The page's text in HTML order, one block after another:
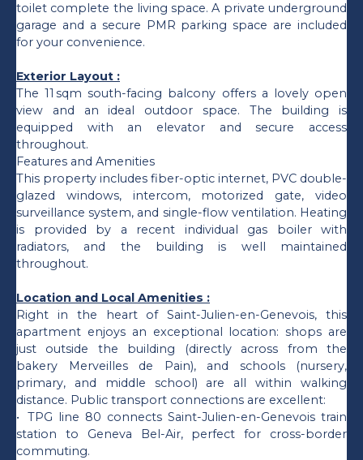
toilet complete the living space. A private underground
garage and a secure PMR parking space are included
for your convenience.
Exterior Layout :
The 11 sqm south-facing balcony offers a lovely open
view and an ideal outdoor space. The building is
equipped with an elevator and secure access
throughout.
Features and Amenities
This property includes fiber-optic internet, PVC double-
glazed windows, intercom, motorized gate, video
surveillance system, and single-flow ventilation. Heating
is provided by a recent individual gas boiler with
radiators, and the building is well maintained
throughout.
Location and Local Amenities :
Right in the heart of Saint-Julien-en-Genevois, this
apartment enjoys an exceptional location: shops are
just outside the building (directly across from the
bakery Merveilles de Pain), and schools (nursery,
primary, and middle school) are all within walking
distance. Public transport connections are excellent:
TPG line 80 connects Saint-Julien-en-Genevois train
station to Geneva Bel-Air, perfect for cross-border
commuting.